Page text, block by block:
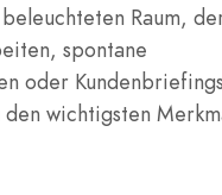
Raum,
spontane
oder Kundenbriefings
wichtigsten